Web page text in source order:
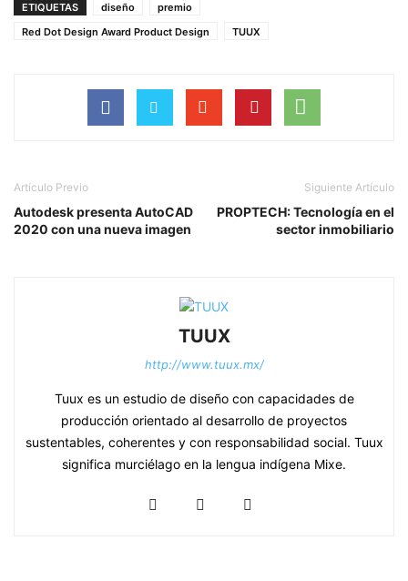
ETIQUETAS
diseño
premio
Red Dot Design Award Product Design
TUUX
Artículo Previo
Autodesk presenta AutoCAD
2020 con una nueva imagen
Siguiente Artículo
PROPTECH: Tecnología en el
sector inmobiliario
TUUX
http://www.tuux.mx/
Tuux es un estudio de diseño con capacidades de
producción orientado al desarrollo de proyectos
sustentables, coherentes y con responsabilidad social. Tuux
significa murciélago en la lengua indígena Mixe.